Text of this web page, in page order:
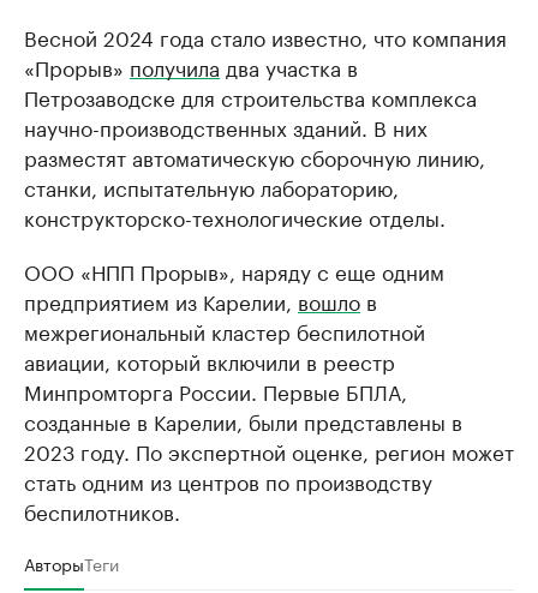
Весной 2024 года стало известно, что компания
«Прорыв» получила два участка в
Петрозаводске для строительства комплекса
научно-производственных зданий. В них
разместят автоматическую сборочную линию,
станки, испытательную лабораторию,
конструкторско-технологические отделы.
ООО «НПП Прорыв», наряду с еще одним
предприятием из Карелии, вошло в
межрегиональный кластер беспилотной
авиации, который включили в реестр
Минпромторга России. Первые БПЛА,
созданные в Карелии, были представлены в
2023 году. По экспертной оценке, регион может
стать одним из центров по производству
беспилотников.
АвторыТеги